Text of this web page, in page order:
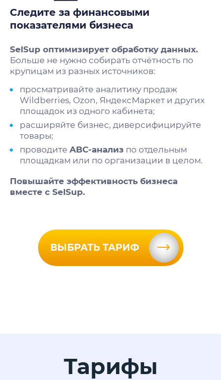
Следите за финансовыми
показателями бизнеса
SelSup оптимизирует обработку данных.
Больше не нужно собирать отчётность по
крупицам из разных источников:
просматривайте аналитику продаж
Wildberries, Ozon, ЯндексМаркет и других
площадок из одного кабинета;
расширяйте бизнес, диверсифицируйте
товары;
проводите ABC-анализ по отдельным
площадкам или по организации в целом.
Повышайте эффективность бизнеса
вместе с SelSup.
ВЫБРАТЬ ТАРИФ
Тарифы